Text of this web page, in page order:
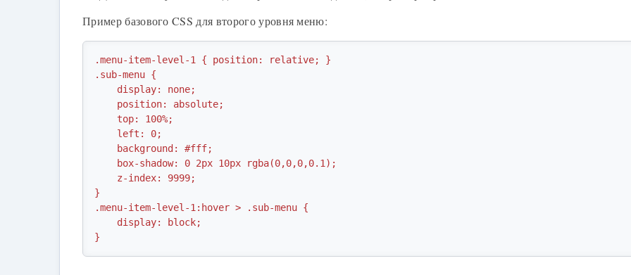
Пример базового CSS для второго уровня меню:
.menu-item-level-1 { position: relative; }
.sub-menu {
}
.menu-item-level-1:hover > .sub-menu {
}